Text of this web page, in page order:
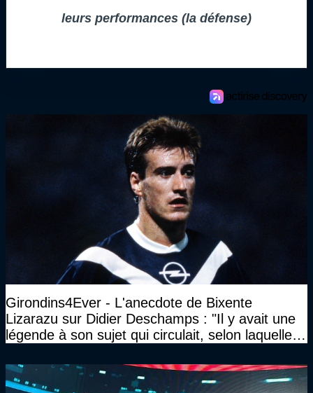
leurs performances (la défense)
Girondins4Ever - L'anecdote de Bixente
Lizarazu sur Didier Deschamps : "Il y avait une
légende à son sujet qui circulait, selon laquelle il